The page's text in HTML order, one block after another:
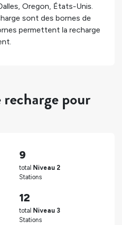
, Oregon, États-Unis.
sont des bornes de
permettent la recharge
pour
9
total Niveau 2
Stations
12
total Niveau 3
Stations